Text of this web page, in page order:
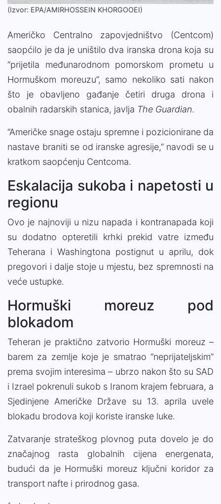
(Izvor: EPA/AMIRHOSSEIN KHORGOOEI)
Američko Centralno zapovjedništvo (Centcom)
saopćilo je da je uništilo dva iranska drona koja su
“prijetila međunarodnom pomorskom prometu u
Hormuškom moreuzu”, samo nekoliko sati nakon
što je obavljeno gađanje četiri druga drona i
obalnih radarskih stanica, javlja The Guardian.
“Američke snage ostaju spremne i pozicionirane da
nastave braniti se od iranske agresije,” navodi se u
kratkom saopćenju Centcoma.
Eskalacija sukoba i napetosti u
regionu
Ovo je najnoviji u nizu napada i kontranapada koji
su dodatno opteretili krhki prekid vatre između
Teherana i Washingtona postignut u aprilu, dok
pregovori i dalje stoje u mjestu, bez spremnosti na
veće ustupke.
Hormuški moreuz pod
blokadom
Teheran je praktično zatvorio Hormuški moreuz –
barem za zemlje koje je smatrao “neprijateljskim”
prema svojim interesima – ubrzo nakon što su SAD
i Izrael pokrenuli sukob s Iranom krajem februara, a
Sjedinjene Američke Države su 13. aprila uvele
blokadu brodova koji koriste iranske luke.
Zatvaranje strateškog plovnog puta dovelo je do
značajnog rasta globalnih cijena energenata,
budući da je Hormuški moreuz ključni koridor za
transport nafte i prirodnog gasa.